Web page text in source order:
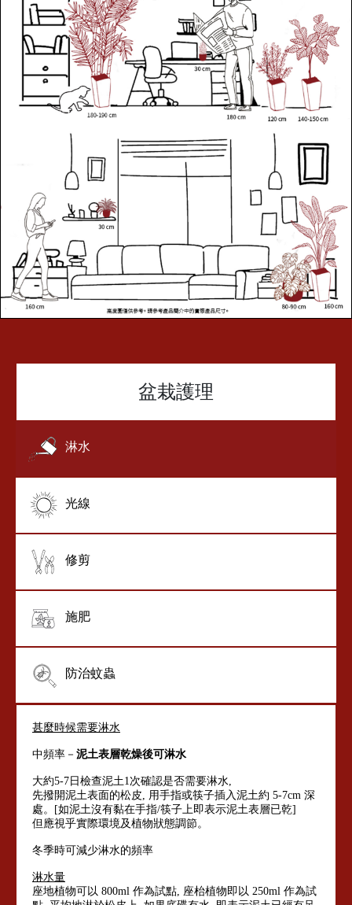
盆栽護理
淋水
光線
修剪
施肥
防治蚊蟲
甚麼時候需要淋水
中頻率－ 泥土表層乾燥後可淋水
大約5-7日檢查泥土1次確認是否需要淋水,
先撥開泥土表面的松皮, 用手指或筷子插入泥土約 5-7cm 深
處。[如泥土沒有黏在手指/筷子上即表示泥土表層已乾]
但應視乎實際環境及植物狀態調節。
冬季時可減少淋水的頻率
淋水量
座地植物可以 800ml 作為試點, 座枱植物即以 250ml 作為試